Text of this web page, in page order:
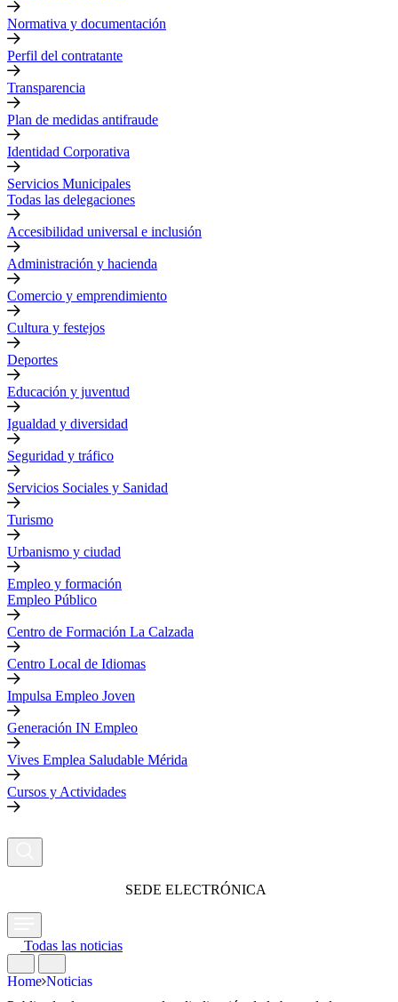
Normativa y documentación
Perfil del contratante
Transparencia
Plan de medidas antifraude
Identidad Corporativa
Servicios Municipales
Todas las delegaciones
Accesibilidad universal e inclusión
Administración y hacienda
Comercio y emprendimiento
Cultura y festejos
Deportes
Educación y juventud
Igualdad y diversidad
Seguridad y tráfico
Servicios Sociales y Sanidad
Turismo
Urbanismo y ciudad
Empleo y formación
Empleo Público
Centro de Formación La Calzada
Centro Local de Idiomas
Impulsa Empleo Joven
Generación IN Empleo
Vives Emplea Saludable Mérida
Cursos y Actividades
SEDE ELECTRÓNICA
Todas las noticias
Home Noticias